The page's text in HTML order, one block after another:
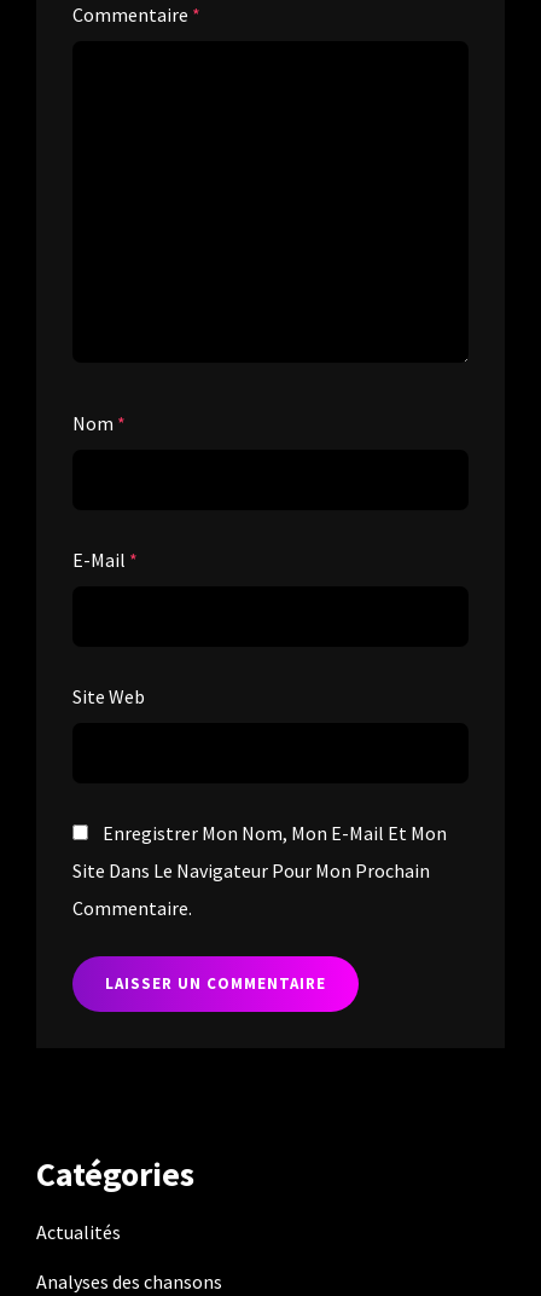
Commentaire *
Nom *
E-Mail *
Site Web
Enregistrer Mon Nom, Mon E-Mail Et Mon
Site Dans Le Navigateur Pour Mon Prochain
Commentaire.
Catégories
Actualités
Analyses des chansons